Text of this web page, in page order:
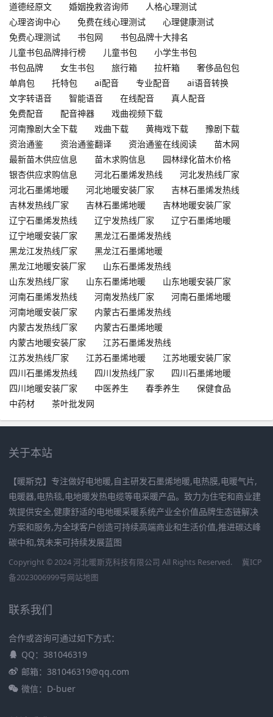
道德经原文
婚姻挽救咨询师
人格心理测试
心理咨询中心
免费在线心理测试
心理健康测试
免费心理测试
书包网
书包品牌十大排名
儿童书包品牌排行榜
儿童书包
小学生书包
书包品牌
女生书包 旅行箱 拉杆箱
奢侈品包包
单肩包
托特包 ai配音 专业配音
ai语音转换
文字转语音
智能语音 在线配音
真人配音
免费配音
配音神器
戏曲视频下载
河南豫剧大全下载
戏曲下载 黄梅戏下载
豫剧下载
资治通鉴
资治通鉴翻译 资治通鉴在线阅读
苗木网
最新苗木供应信息
苗木求购信息
园林绿化苗木价格
银杏供应求购信息
河北石墨烯发热线
河北发热线厂家
河北石墨烯地暖
河北地暖安装厂家
吉林石墨烯发热线
吉林发热线厂家
吉林石墨烯地暖
吉林地暖安装厂家
辽宁石墨烯发热线
辽宁发热线厂家
辽宁石墨烯地暖
辽宁地暖安装厂家
黑龙江石墨烯发热线
黑龙江发热线厂家
黑龙江石墨烯地暖
黑龙江地暖安装厂家
山东石墨烯发热线
山东发热线厂家
山东石墨烯地暖
山东地暖安装厂家
河南石墨烯发热线
河南发热线厂家
河南石墨烯地暖
河南地暖安装厂家
内蒙古石墨烯发热线
内蒙古发热线厂家
内蒙古石墨烯地暖
内蒙古地暖安装厂家
江苏石墨烯发热线
江苏发热线厂家
江苏石墨烯地暖
江苏地暖安装厂家
四川石墨烯发热线
四川发热线厂家
四川石墨烯地暖
四川地暖安装厂家
中医养生 春季养生
保健食品
中药材
茶叶批发网
关于本站
【暖斯克】专注做好电地暖,自主研发石墨烯地暖,电热膜,电暖气片,
电暖器,电热毯,电地暖发热电缆等电采暖产品。致力为住宅和商业建
筑提供安全,健康舒适的电地暖采暖系统产业全价值品牌生态链解决
方案和服务,为全球客户创造可持续高端商业和生活价值,推进碳达峰
碳中和,筑未来可持续发展蓝图
Copyright © 2024 河北暖斯克科技有限公司 All Rights Reserved.
冀ICP
备2023006999号网站地图
联系我们
合作或咨询可通过如下方式：
QQ：381046319
邮箱：381046319@qq.com
微信：D-buer